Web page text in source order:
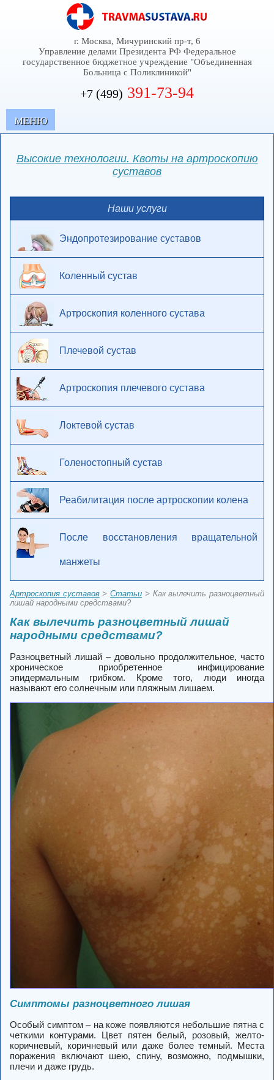
г. Москва, Мичуринский пр-т, 6
Управление делами Президента РФ Федеральное
государственное бюджетное учреждение "Объединенная
Больница с Поликлиникой"
+7 (499) 391-73-94
MЕНЮ
Высокие технологии. Квоты на артроскопию
суставов
Наши услуги
Эндопротезирование суставов
Коленный сустав
Артроскопия коленного сустава
Плечевой сустав
Артроскопия плечевого сустава
Локтевой сустав
Голеностопный сустав
Реабилитация после артроскопии колена
После восстановления вращательной
манжеты
Артроскопия суставов>Статьи > Как вылечить разноцветный
лишай народными средствами?
Как вылечить разноцветный лишай
народными средствами?
Разноцветный лишай – довольно продолжительное, часто
хроническое приобретенное инфицирование
эпидермальным грибком. Кроме того, люди иногда
называют его солнечным или пляжным лишаем.
Симптомы разноцветного лишая
Особый симптом – на коже появляются небольшие пятна с
четкими контурами. Цвет пятен белый, розовый, желто-
коричневый, коричневый или даже более темный. Места
поражения включают шею, спину, возможно, подмышки,
плечи и даже грудь.